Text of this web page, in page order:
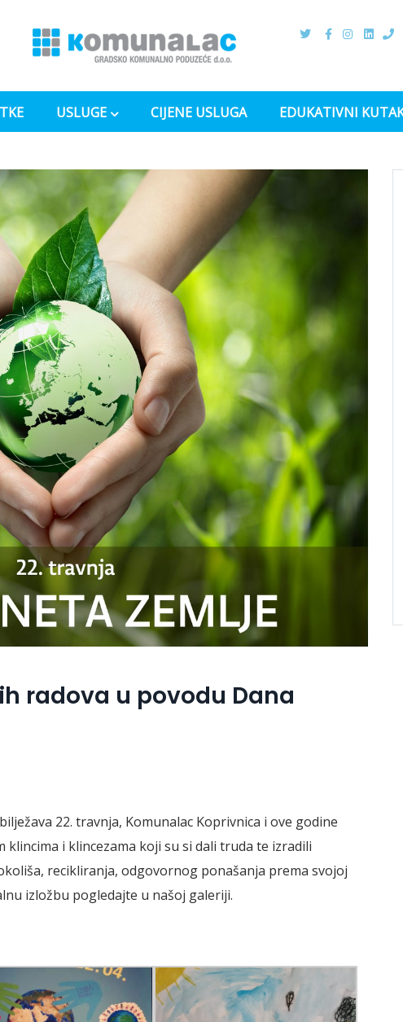
USLUGE CIJENE USLUGA EDUKATIVNI
radova u povodu Dana
22. travnja, Komunalac Koprivnica i ove godine
i klincezama koji su si dali truda te izradili
recikliranja, odgovornog ponašanja prema svojoj
izložbu pogledajte u našoj galeriji.